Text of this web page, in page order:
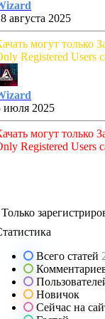
августа 2025
могут только
Registered Users
июля 2025
могут только
Registered Users
Только
Всего статей
Новичок
Сейчас на